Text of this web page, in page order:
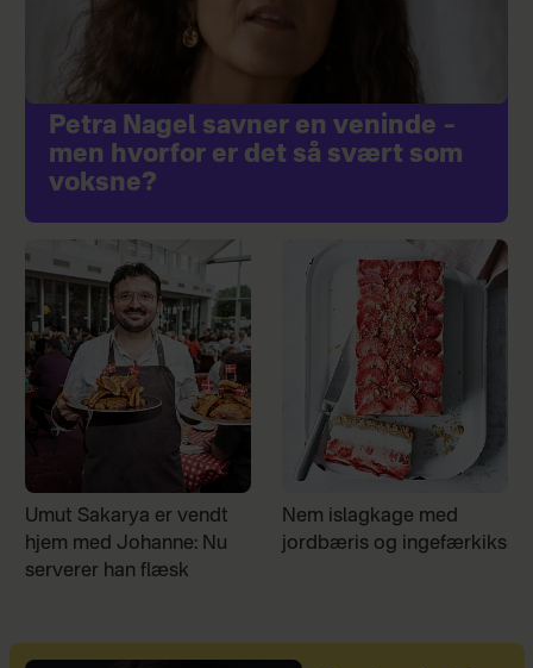
Petra Nagel savner en veninde –
men hvorfor er det så svært som
voksne?
Umut Sakarya er vendt
hjem med Johanne: Nu
serverer han flæsk
Nem islagkage med
jordbæris og ingefærkiks